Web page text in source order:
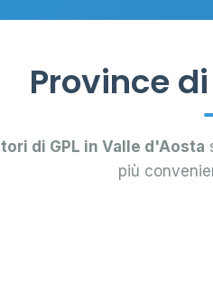
Province
di GPL in Valle d'Aosta
più